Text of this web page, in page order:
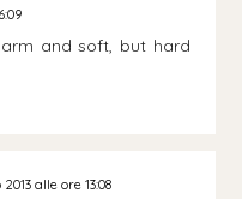
and soft, but hard
alle ore 13:08